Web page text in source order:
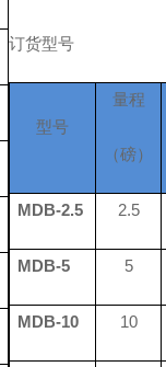
订货型号
型号
量程
（磅）
MDB-2.5 2.5
MDB-5 5
MDB-10 10